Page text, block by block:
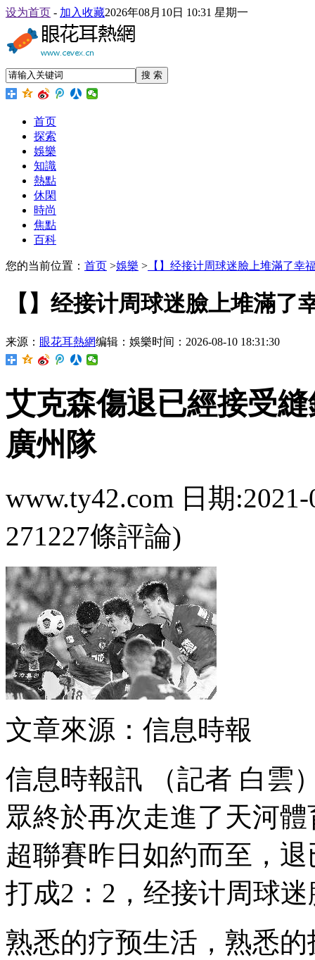
设为首页 - 加入收藏2026年08月10日 10:31 星期一
搜 索
首页
探索
娛樂
知識
熱點
休閑
時尚
焦點
百科
您的当前位置： 首页 >娛樂 > 【】经接计周球迷臉上堆滿了幸
【】经接计周球迷臉上堆滿了
来源： 眼花耳熱網编辑：娛樂时间：2026-08-10 18:31:30
艾克森傷退已經接受
廣州隊
www.ty42.com 日期
271227條評論)
文章來源：信息時報
信息時報訊 （記者 白雲）
眾終於再次走進了天河體育
超聯賽昨日如約而至，
打成2 ：2，经接计周
熟悉的疗预生活，熟悉